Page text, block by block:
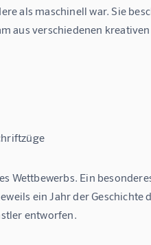
als maschinell war. Sie
aus verschiedenen
Wettbewerbs. Ein
ein Jahr der Geschichte
entworfen.